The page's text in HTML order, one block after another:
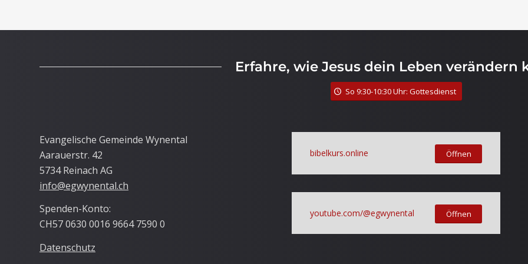
Erfahre, wie Jesus dein Leben verändern
So 9:30-10:30 Uhr: Gottesdienst
Evangelische Gemeinde Wynental
Aarauerstr. 42
5734 Reinach AG
info@egwynental.ch
Spenden-Konto:
CH57 0630 0016 9664 7590 0
Datenschutz
bibelkurs.online Öffnen
youtube.com/@egwynental Öffnen